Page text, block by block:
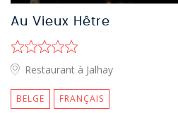
Au Vieux Hêtre
Restaurant à Jalhay
BELGE FRANÇAIS